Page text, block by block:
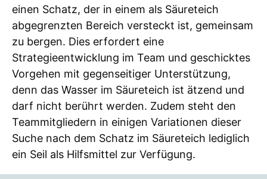
einen Schatz, der in einem als Säureteich
abgegrenzten Bereich versteckt ist, gemeinsam
zu bergen. Dies erfordert eine
Strategieentwicklung im Team und geschicktes
Vorgehen mit gegenseitiger Unterstützung,
denn das Wasser im Säureteich ist ätzend und
darf nicht berührt werden. Zudem steht den
Teammitgliedern in einigen Variationen dieser
Suche nach dem Schatz im Säureteich lediglich
ein Seil als Hilfsmittel zur Verfügung.